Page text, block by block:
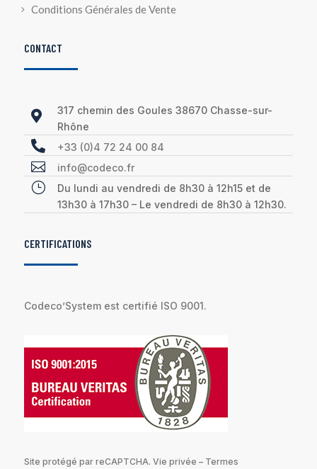
Conditions Générales de Vente
CONTACT

317 chemin des Goules 38670 Chasse-sur-
Rhône
 +33 (0)4 72 24 00 84
 info@codeco.fr
}
Du lundi au vendredi de 8h30 à 12h15 et de
13h30 à 17h30 – Le vendredi de 8h30 à 12h30.
CERTIFICATIONS
Codeco’System est certifié ISO 9001.
Site protégé par reCAPTCHA. Vie privée – Termes